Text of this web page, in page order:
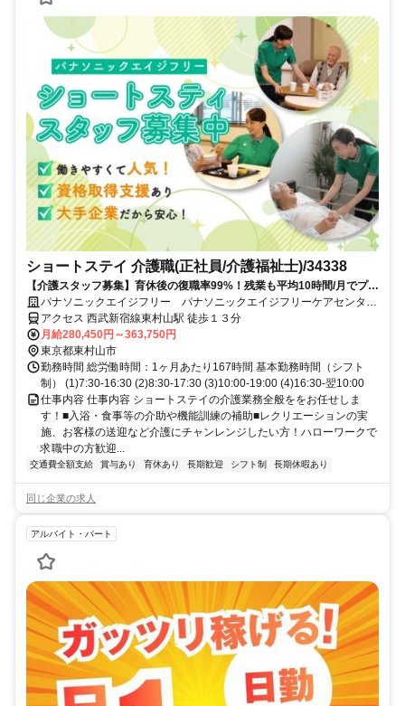
ショートステイ 介護職(正社員/介護福祉士)/34338
【介護スタッフ募集】育休後の復職率99%！残業も平均10時間/月でプラ
イベートとの両立も可能です入社時や階級別の研修あり◎スキルや役割
に応じたグレード設定で、あなたのキャリアアップを応援します！
パナソニックエイジフリー パナソニックエイジフリーケアセンター
東村山・ショートステイ
アクセス 西武新宿線東村山駅 徒歩１３分
月給280,450円～363,750円
東京都東村山市
勤務時間 総労働時間：1ヶ月あたり167時間 基本勤務時間（シフト
制） (1)7:30-16:30 (2)8:30-17:30 (3)10:00-19:00 (4)16:30-翌10:00
仕事内容 仕事内容 ショートステイの介護業務全般ををお任せしま
す！■入浴・食事等の介助や機能訓練の補助■レクリエーションの実
施、お客様の送迎など介護にチャンレンジしたい方！ハローワークで
求職中の方歓迎...
交通費全額支給 賞与あり 育休あり 長期歓迎 シフト制 長期休暇あり
同じ企業の求人
アルバイト・パート